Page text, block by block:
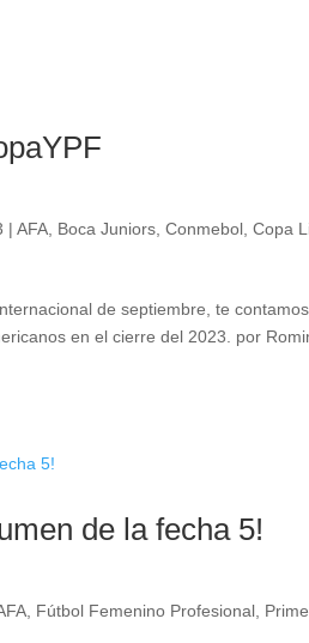
|AFA Boca Juniors ,Conmebol ,Copa
de septiembre, te
en el cierre del 2023. por
de la fecha 5!
Fútbol Femenino Profesional